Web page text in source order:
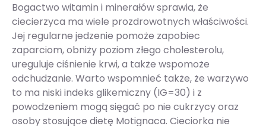
Bogactwo witamin i minerałów sprawia, że
ciecierzyca ma wiele prozdrowotnych właściwości.
Jej regularne jedzenie pomoże zapobiec
zaparciom, obniży poziom złego cholesterolu,
ureguluje ciśnienie krwi, a także wspomoże
odchudzanie. Warto wspomnieć także, że warzywo
to ma niski indeks glikemiczny (IG=30) i z
powodzeniem mogą sięgać po nie cukrzycy oraz
osoby stosujące dietę Motignaca. Cieciorka nie